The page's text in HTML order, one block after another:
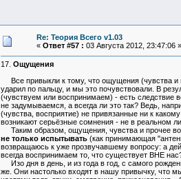
Re: Теория Всего v1.03
« Ответ #57 : 03 Августа 2012, 23:47:06 »
17. Ощущения
Все привыкли к тому, что ощущения (чувства и
ударил по пальцу, и мы это почувствовали. В
(чувствуем или воспринимаем) - есть следствие
не задумываемся, а всегда ли это так? Ведь,
(чувства, восприятие) не привязанные ни к
возникают серьёзные сомнения - не в реальном
Таким образом, ощущения, чувства и прочее
не только испытывать(как принимающая
возвращаюсь к уже прозвучавшему вопросу: а
всегда воспринимаем то, что существует ВНЕ
Изо дня в день, и из года в год, с самого
же. Они настолько входят в нашу привычку, что